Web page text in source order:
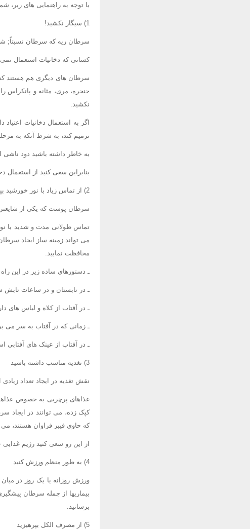
با توجه به راهنمایی های زیر،
1) سیگار نکشید!
سرطان ریه که سرطان نسبتاً;
کسانی که دخانیات استعمال
سرطان های دیگری هم هستند که
حنجره، مری، مثانه و
نکشید.
اگر به استعمال دخانیات
ترمیم کند، به شرط آنکه به
به خاطر داشته باشید دود
بنابراین سعی کنید از استعمال
2) از تماس زیاد با نور خورشید بپرهیزید
سرطان پوست که یکی از
تماس طولانی مدت و شدید با
می تواند زمینه ساز ایجاد
محافظت نمایید.
ـ دستورهای ساده زیر در این
ـ در تابستان و در ساعات تابش شدید آفتاب (11 صبح تا 4بعدازظهر) از
ـ در آفتاب از کلاه و لباس های
ـ زمانی که در آفتاب به سر می
ـ در آفتاب از عینک های آفتابی
3) تغذیه مناسب داشته باشید
نقش تغذیه در ایجاد تعداد
غذاهای پرچربی به خصوص
کپک زده، می توانند در ایجاد
که حاوی فیبر فراوان هستند،
از این رو سعی کنید رژیم غذایی
4) به طور منظم ورزش کنید
ورزش روزانه یا یک روز در
بیماریها از جمله سرطان
برسانید.
5) از مصرف الکل بپرهیزید